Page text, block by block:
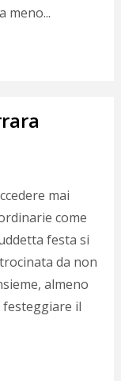
meno...
mai
come
festa si
da non
almeno
festeggiare il